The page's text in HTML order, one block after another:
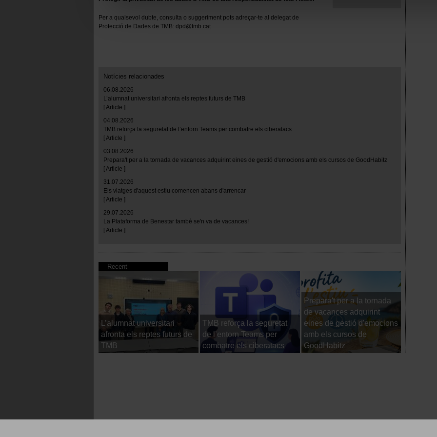
Las cookies necesarias son imprescindibles para el funcionamiento de la web y, por tanto, si
empezar a navegar. Solo puedes consultar nuestraPolítica de cookies
En cualquier momento de la navegación en esta web, podrás modificar tu selección de
Per a qualsevol dubte, consulta o suggeriment pots adreçar-te al delegat de
Protecció de Dades de TMB: dpd@tmb.cat
Notícies relacionades
06.08.2026
L’alumnat universitari afronta els reptes futurs de TMB
[ Article ]
04.08.2026
TMB reforça la seguretat de l’entorn Teams per combatre els ciberatacs
[ Article ]
03.08.2026
Prepara't per a la tornada de vacances adquirint eines de gestió d'emocions amb els cursos de GoodHabitz
[ Article ]
31.07.2026
Els viatges d'aquest estiu comencen abans d'arrencar
[ Article ]
29.07.2026
La Plataforma de Benestar també se'n va de vacances!
[ Article ]
Recent
L’alumnat universitari
afronta els reptes futurs de
TMB
TMB reforça la seguretat
de l’entorn Teams per
combatre els ciberatacs
Prepara't per a la tornada
de vacances adquirint
eines de gestió d'emocions
amb els cursos de
GoodHabitz
Els
d'arrencar